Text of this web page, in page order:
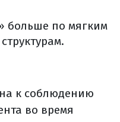
больше по мягким
к соблюдению
во время